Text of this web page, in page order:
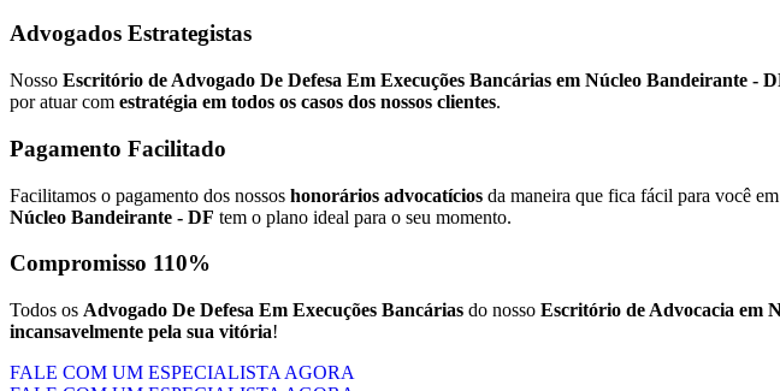
Advogados Estrategistas
Nosso Escritório de Advogado De Defesa Em Execuções Bancárias em Núcleo Bandeirante -
por atuar com estratégia em todos os casos dos nossos clientes.
Pagamento Facilitado
Facilitamos o pagamento dos nossos honorários advocatícios da maneira que fica fácil para você em
Núcleo Bandeirante - DF tem o plano ideal para o seu momento.
Compromisso 110%
Todos os Advogado De Defesa Em Execuções Bancárias do nosso Escritório de Advocacia em
incansavelmente pela sua vitória!
FALE COM UM ESPECIALISTA AGORA